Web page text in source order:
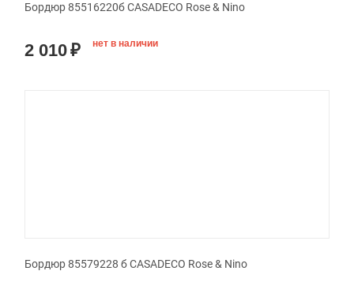
Бордюр 85516220б CASADECO Rose & Nino
2 010₽ нет в наличии
Бордюр 85579228 б CASADECO Rose & Nino